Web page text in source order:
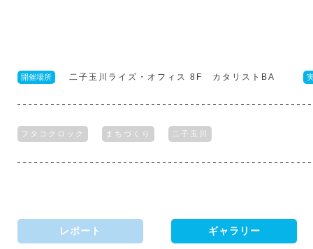
開催場所 二子玉川ライズ・オフィス 8F カタリストBA
フタコクロック まちづくり 二子玉川
レポート ギャラリー